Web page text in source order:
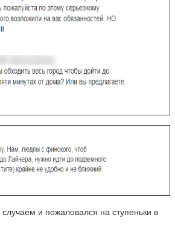
случаем и пожаловался на ступеньки в